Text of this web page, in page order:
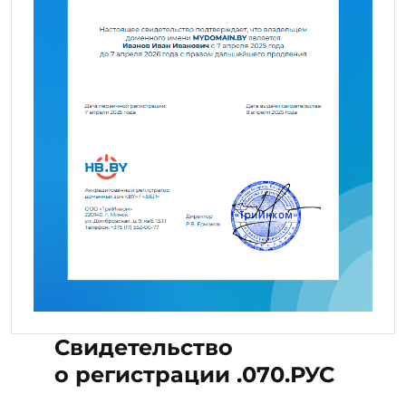
Свидетельство
о регистрации .070.РУС